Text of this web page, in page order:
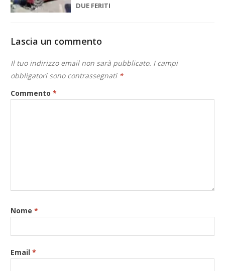
DUE FERITI
Lascia un commento
Il tuo indirizzo email non sarà pubblicato. I campi
obbligatori sono contrassegnati *
Commento*
Nome*
Email*